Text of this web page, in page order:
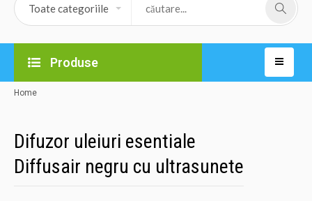
Produse
Home
Difuzor uleiuri esentiale
Diffusair negru cu ultrasunete